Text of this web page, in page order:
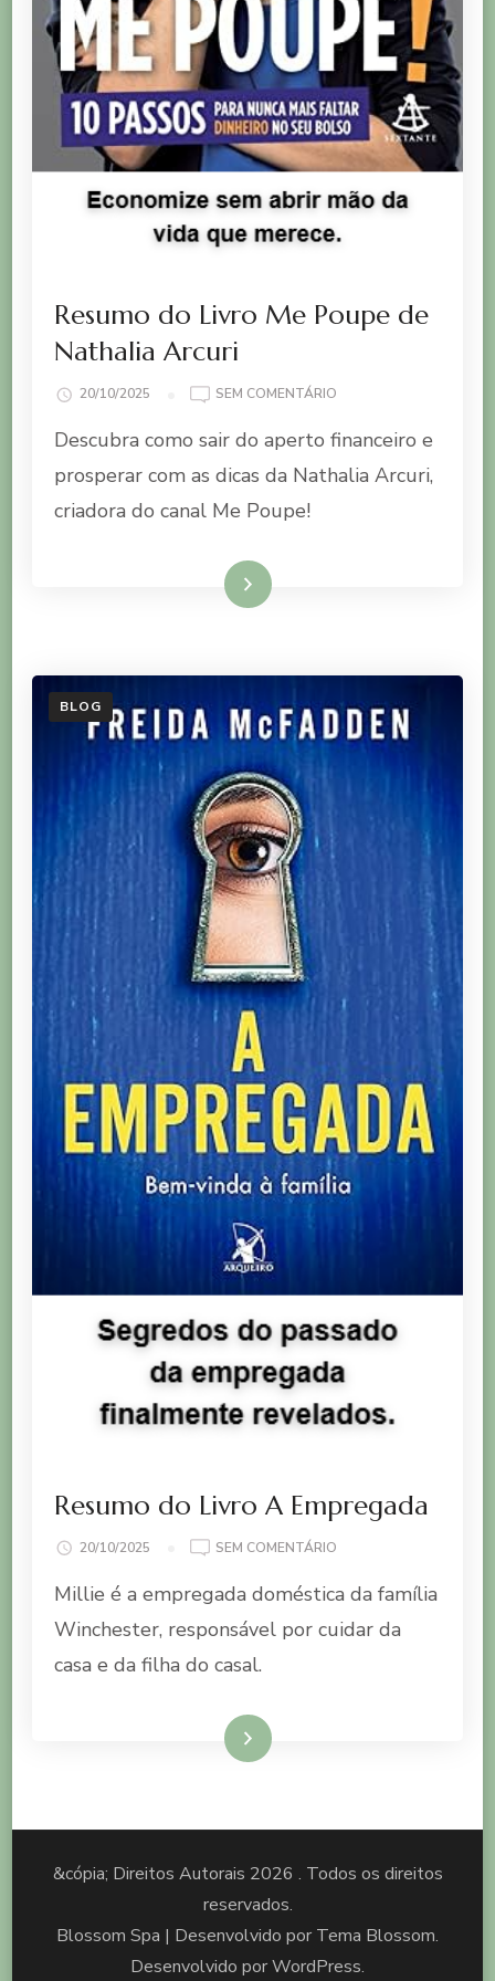
Resumo do Livro Me Poupe de
Nathalia Arcuri
20/10/2025 SEM COMENTÁRIO
DO
ME
Descubra como sair do aperto financeiro e
prosperar com as dicas da Nathalia Arcuri,
criadora do canal Me Poupe!
Ler mais
BLOG
Resumo do Livro A Empregada
20/10/2025 SEM COMENTÁRIO
DO
A
Millie é a empregada doméstica da família
Winchester, responsável por cuidar da
casa e da filha do casal.
Ler mais
&cópia; Direitos Autorais 2026 . Todos os direitos
reservados.
Blossom Spa | Desenvolvido por Tema Blossom.
Desenvolvido porWordPress.